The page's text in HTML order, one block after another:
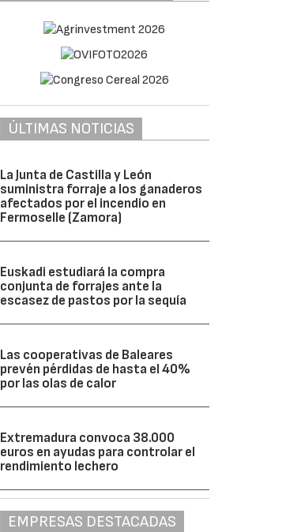
ÚLTIMAS NOTICIAS
La Junta de Castilla y León
suministra forraje a los ganaderos
afectados por el incendio en
Fermoselle (Zamora)
Euskadi estudiará la compra
conjunta de forrajes ante la
escasez de pastos por la sequía
Las cooperativas de Baleares
prevén pérdidas de hasta el 40%
por las olas de calor
Extremadura convoca 38.000
euros en ayudas para controlar el
rendimiento lechero
EMPRESAS DESTACADAS